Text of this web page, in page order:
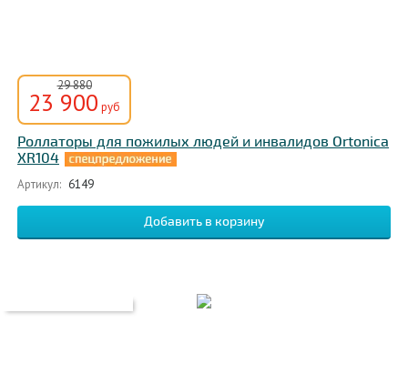
29 880
23 900 руб
Роллаторы для пожилых людей и инвалидов Ortonica
XR104
Артикул: 6149